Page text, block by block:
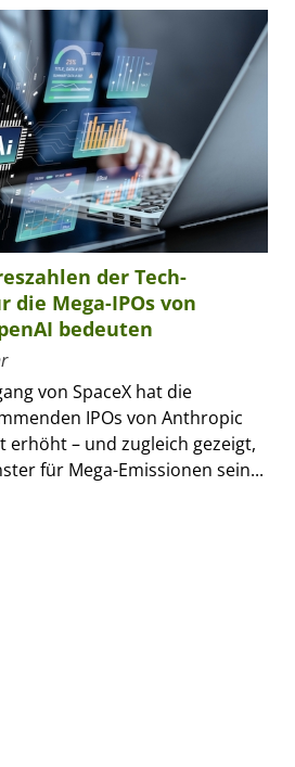
der Tech-
Mega-IPOs von
bedeuten
von SpaceX hat die
IPOs von Anthropic
erhöht – und zugleich gezeigt,
für Mega-Emissionen sein...